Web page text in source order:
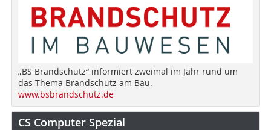
„BS Brandschutz“ informiert zweimal im Jahr rund um
das Thema Brandschutz am Bau.
www.bsbrandschutz.de
CS Computer Spezial